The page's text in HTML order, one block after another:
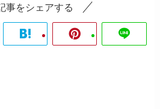
事をシェアする